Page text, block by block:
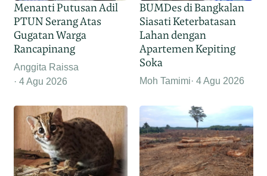
Menanti Putusan Adil
PTUN Serang Atas
Gugatan Warga
Rancapinang
Anggita Raissa
4 Agu 2026
BUMDes di Bangkalan
Siasati Keterbatasan
Lahan dengan
Apartemen Kepiting
Soka
Moh Tamimi 4 Agu 2026